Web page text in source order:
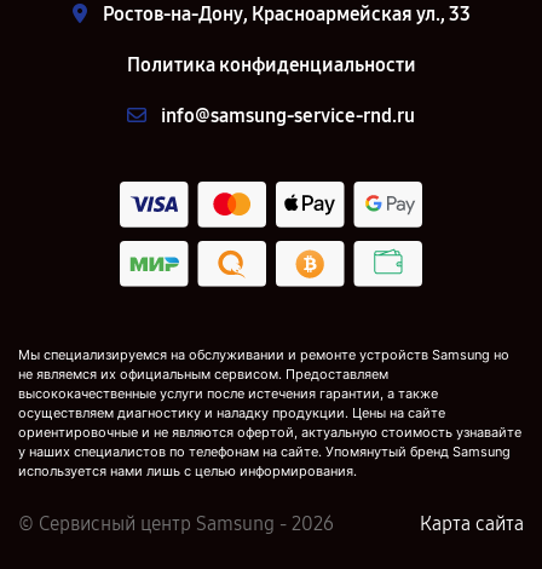
Ростов-на-Дону, Красноармейская ул., 33
Политика конфиденциальности
info@samsung-service-rnd.ru
Мы специализируемся на обслуживании и ремонте устройств Samsung но
не являемся их официальным сервисом. Предоставляем
высококачественные услуги после истечения гарантии, а также
осуществляем диагностику и наладку продукции. Цены на сайте
ориентировочные и не являются офертой, актуальную стоимость узнавайте
у наших специалистов по телефонам на сайте. Упомянутый бренд Samsung
используется нами лишь с целью информирования.
© Сервисный центр Samsung - 2026 Карта сайта